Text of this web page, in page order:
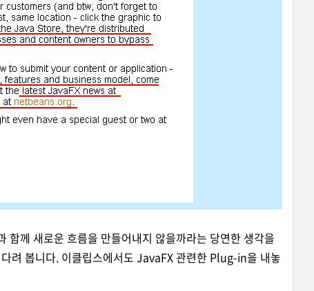
께 새로운 흐름을 만들어내지 않을까라는 당연한 생각을
려 봅니다. 이클립스에서도 JavaFX 관련한 Plug-in을 내놓